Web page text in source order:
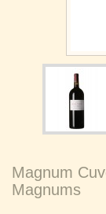
Magnum
Magnums